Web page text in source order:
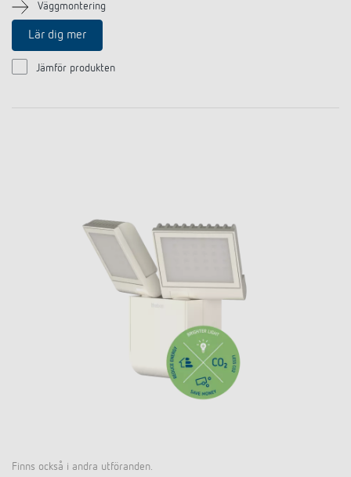
Väggmontering
Lär dig mer
Jämför produkten
Finns också i andra utföranden.